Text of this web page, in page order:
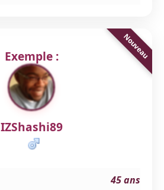
Exemple :
IZShashi89
45 ans